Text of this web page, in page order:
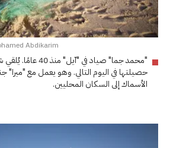
Abdikarim
"محمد جما" صياد في
حصيلتها في اليوم التالي. وهو يعمل مع "ميرا"
الأسماك إلى السكان المحليين.